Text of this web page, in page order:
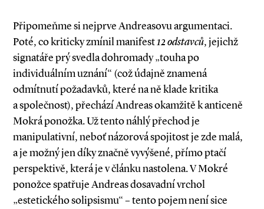
Připomeňme si nejprve Andreasovu argu­men­taci.
Poté, co kriticky zmínil manifest12 odstav­ců, jejichž
signatáře prý svedla dohromady „touha po
individuálním uznání“ (což údajně znamená
odmítnutí požadavků, které na ně klade kritika
a společnost), přechází Andreas okamžitě k anticeně
Mokrá ponožka. Už tento náhlý přechod je
manipulativní, neboť názorová spojitost je zde malá,
a je možný jen díky značně vyvýšené, přímo ptačí
perspektivě, která je v článku nastolena. V Mokré
ponožce spatřuje Andreas dosavadní vrchol
„estetického solipsismu“ – tento pojem není sice